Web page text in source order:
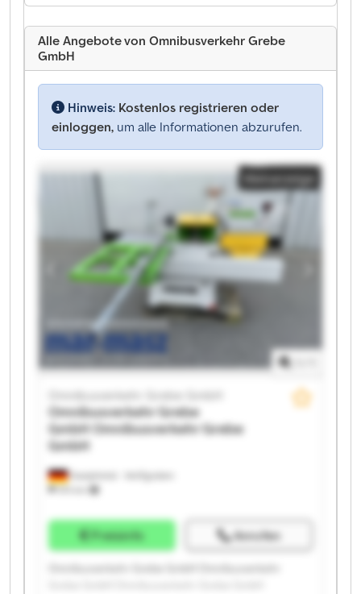
Alle Angebote von Omnibusverkehr Grebe
GmbH
Hinweis: Kostenlos registrieren oder
einloggen, um alle Informationen abzurufen.
Kleinanzeige
Dautphetal - Wolfgruben
574 km
Omnibusverkehr Grebe
GmbH Omnibusverkehr Grebe
GmbH
Preisinfo Anrufen